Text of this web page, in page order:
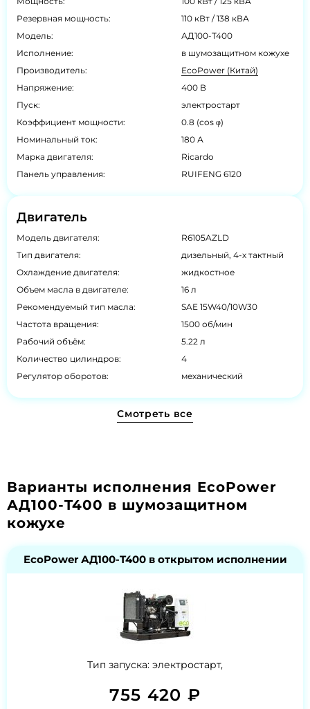
Резервная мощность:
110 кВт / 138 кВА
Модель:
АД100-T400
Исполнение:
в шумозащитном кожухе
Производитель:
EcoPower (Китай)
Напряжение:
400 В
Пуск:
электростарт
Коэффициент мощности:
0.8 (cos φ)
Номинальный ток:
180 А
Марка двигателя:
Ricardo
Панель управления:
RUIFENG 6120
Двигатель
Модель двигателя:
R6105AZLD
Тип двигателя:
дизельный, 4-х тактный
Охлаждение двигателя:
жидкостное
Объем масла в двигателе:
16 л
Рекомендуемый тип масла:
SAE 15W40/10W30
Частота вращения:
1500 об/мин
Рабочий объём:
5.22 л
Количество цилиндров:
4
Регулятор оборотов:
механический
Смотреть все
Варианты исполнения EcoPower
АД100-T400 в шумозащитном
кожухе
EcoPower АД100-T400 в открытом исполнении
Тип запуска: электростарт,
755 420 ₽